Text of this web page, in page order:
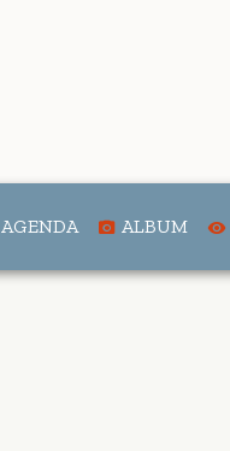
AGENDA ALBUM